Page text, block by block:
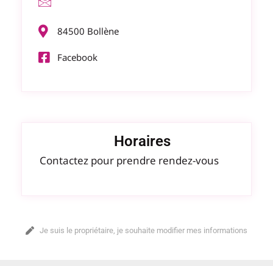
84500 Bollène
Facebook
Horaires
Contactez pour prendre rendez-vous
Je suis le propriétaire, je souhaite modifier mes informations